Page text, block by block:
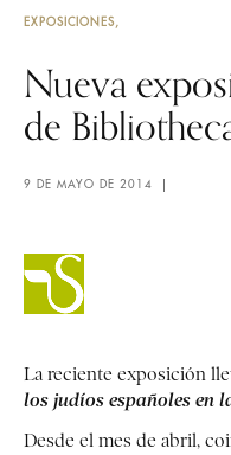
EXPOSICIONES
Nueva
de
9 DE MAYO DE 2014
La reciente exposición
los judíos españoles en
Desde el mes de abril,